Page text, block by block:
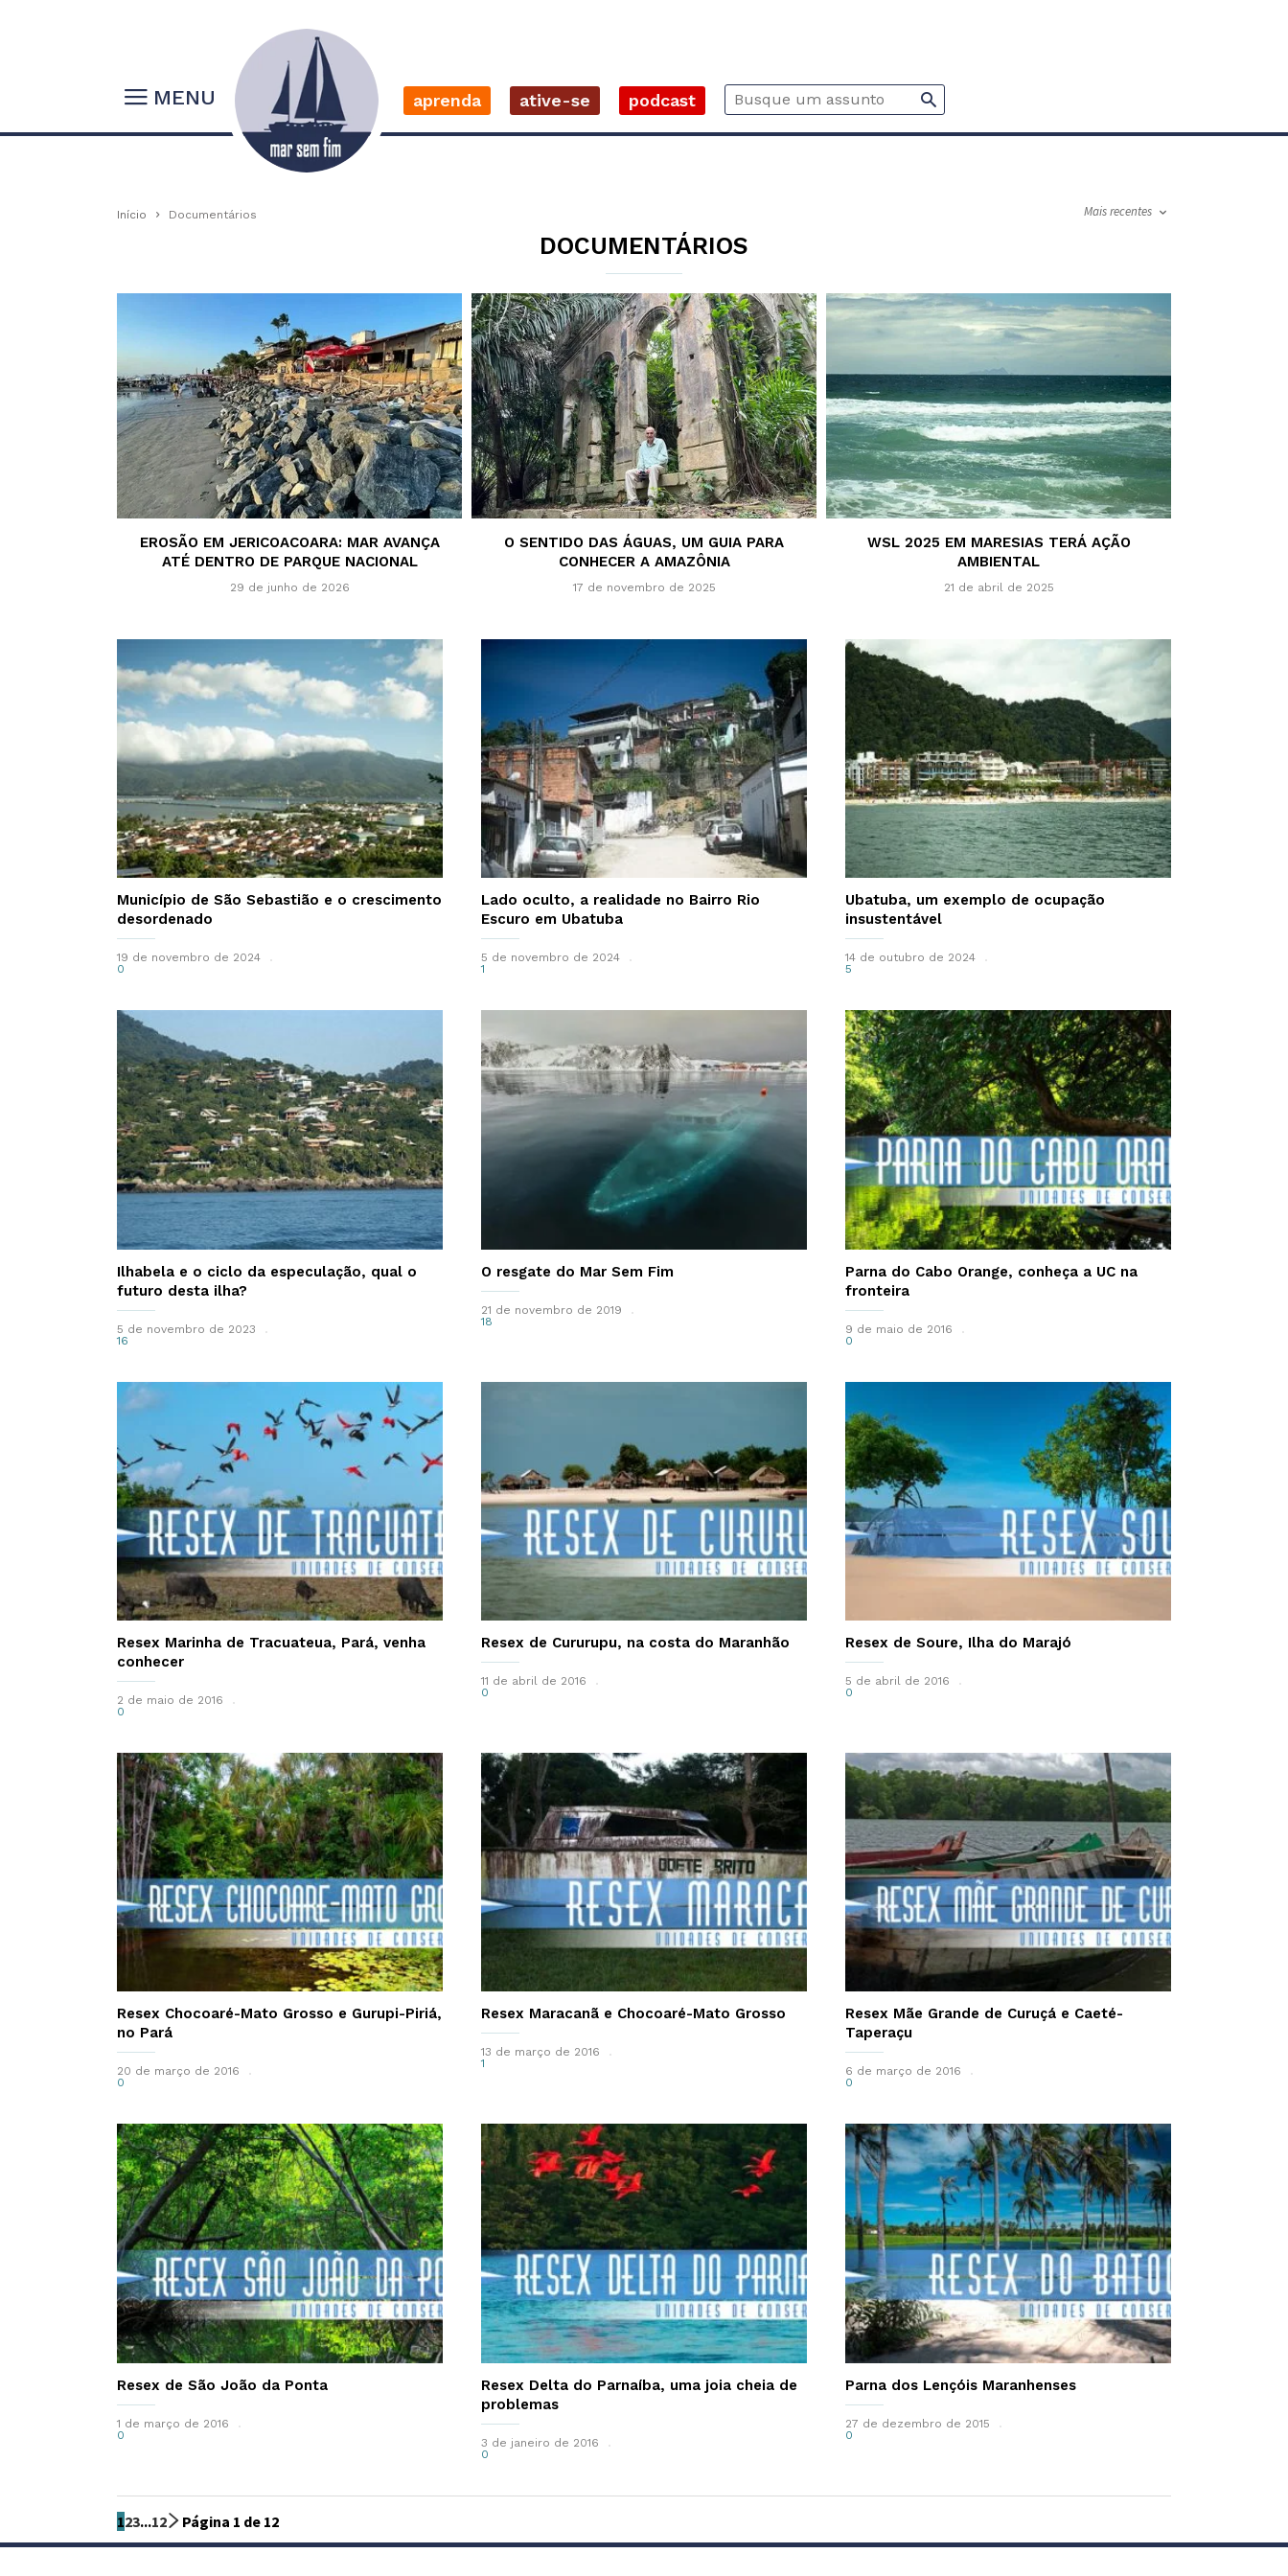
MENU aprenda ative-se podcast
Início Documentários Mais recentes
DOCUMENTÁRIOS
EROSÃO EM JERICOACOARA: MAR AVANÇA
ATÉ DENTRO DE PARQUE NACIONAL
29 de junho de 2026
O SENTIDO DAS ÁGUAS, UM GUIA PARA
CONHECER A AMAZÔNIA
17 de novembro de 2025
WSL 2025 EM MARESIAS TERÁ AÇÃO
AMBIENTAL
21 de abril de 2025
Município de São Sebastião e o crescimento
desordenado
19 de novembro de 2024
0
Lado oculto, a realidade no Bairro Rio
Escuro em Ubatuba
5 de novembro de 2024
1
Ubatuba, um exemplo de ocupação
insustentável
14 de outubro de 2024
5
Ilhabela e o ciclo da especulação, qual o
futuro desta ilha?
5 de novembro de 2023
16
O resgate do Mar Sem Fim
21 de novembro de 2019
18
Parna do Cabo Orange, conheça a UC na
fronteira
9 de maio de 2016
0
Resex Marinha de Tracuateua, Pará, venha
conhecer
2 de maio de 2016
0
Resex de Cururupu, na costa do Maranhão
11 de abril de 2016
0
Resex de Soure, Ilha do Marajó
5 de abril de 2016
0
Resex Chocoaré-Mato Grosso e Gurupi-Piriá,
no Pará
20 de março de 2016
0
Resex Maracanã e Chocoaré-Mato Grosso
13 de março de 2016
1
Resex Mãe Grande de Curuçá e Caeté-
Taperaçu
6 de março de 2016
0
Resex de São João da Ponta
1 de março de 2016
0
Resex Delta do Parnaíba, uma joia cheia de
problemas
3 de janeiro de 2016
0
Parna dos Lençóis Maranhenses
27 de dezembro de 2015
0
123...12 Página 1 de 12